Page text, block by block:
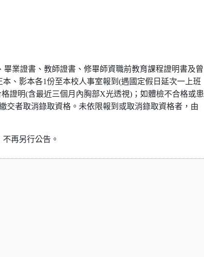
業證書、教師證書、修畢師資職前教育課程證明書及曾
、影本各1份至本校人事室報到(遇國定假日延次一上班
證明(含最近三個月內胸部X光透視)；如體檢不合格或患
交者取消錄取資格。未依限報到或取消錄取資格者，由
再另行公告。